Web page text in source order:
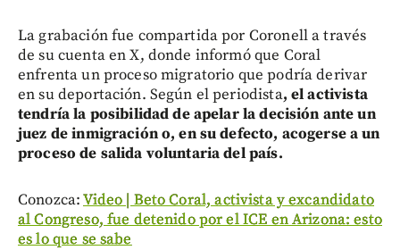
La grabación fue compartida por Coronell a través
de su cuenta en X, donde informó que Coral
enfrenta un proceso migratorio que podría derivar
en su deportación. Según el periodista, el activista
tendría la posibilidad de apelar la decisión ante un
juez de inmigración o, en su defecto, acogerse a un
proceso de salida voluntaria del país.
Conozca:Video | Beto Coral, activista y excandidato
al Congreso, fue detenido por el ICE en Arizona: esto
es lo que se sabe